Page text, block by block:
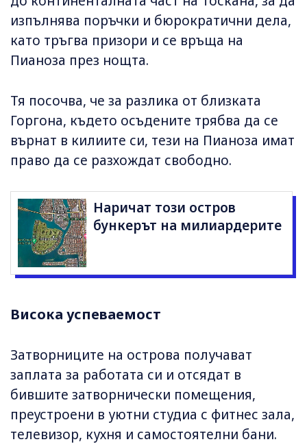
изпълнява поръчки и бюрократични дела,
като тръгва призори и се връща на
Пианоза през нощта.
Тя посочва, че за разлика от близката
Горгона, където осъдените трябва да се
върнат в килиите си, тези на Пианоза имат
право да се разхождат свободно.
Наричат този остров
бункерът на милиардерите
Висока успеваемост
Затворниците на острова получават
заплата за работата си и отсядат в
бившите затворнически помещения,
преустроени в уютни студиа с фитнес зала,
телевизор, кухня и самостоятелни бани.